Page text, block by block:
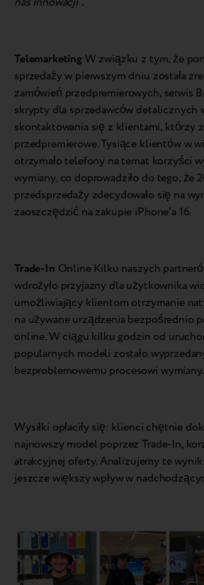
TelemarketingW związku z tym, że
sprzedaży w pierwszym dniu została
zamówień przedpremierowych, serwis
skrypty dla sprzedawców detalicznych
skontaktowania się z klientami, którzy
przedpremierowe. Tysiące klientów w
otrzymało telefony na temat korzyści
wymiany, co doprowadziło do tego, że
przedsprzedaży zdecydowało się na
zaoszczędzić na zakupie iPhone’a 16.
Trade-In Online Kilku naszych
wdrożyło przyjazny dla użytkownika
umożliwiający klientom otrzymanie
na używane urządzenia bezpośrednio
online. W ciągu kilku godzin od
popularnych modeli zostało
bezproblemowemu procesowi wymiany.
Wysiłki opłaciły się: klienci chętnie
najnowszy model poprzez Trade-In,
atrakcyjnej oferty. Analizujemy te
jeszcze większy wpływ w